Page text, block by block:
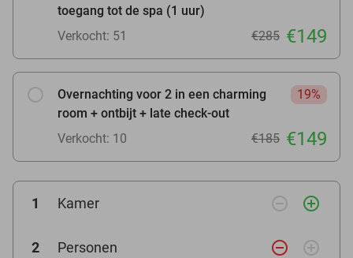
toegang tot de spa (1 uur)
Verkocht: 51 €285 €149
Overnachting voor 2 in een charming
room + ontbijt + late check-out
19%
Verkocht: 10 €185 €149
1 Kamer remove_circle_outline add_circle_outline
2 Personen remove_circle_outline add_circle_outline